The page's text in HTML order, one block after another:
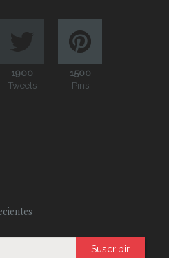
1900
Tweets
1500
Pins
Suscribir